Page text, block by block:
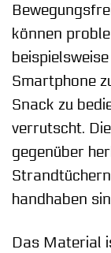
können
Smartphone
Snack zu
verrutscht.
gegenüber
handhaben
Das Material